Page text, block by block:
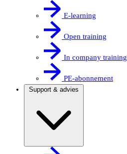
E-learning
Open training
In company training
PE-abonnement
Support & advies